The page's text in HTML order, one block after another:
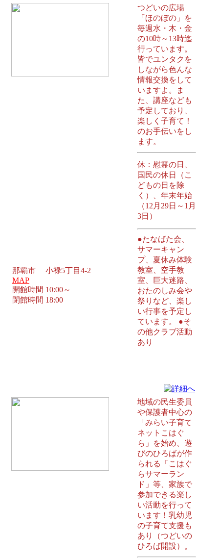
つどいの広場
「ほのぼの」を
毎週水・木・金
の10時～13時迄
行っています。
皆でユンタクを
しながら色んな
情報交換をして
いますよ。ま
た、講座なども
予定しており、
楽しく子育て！
のお手伝いをし
ます。
休：慰霊の日、
国民の休日（こ
どもの日を除
く）、年末年始
（12月29日～1月
3日）
那覇市 小禄5丁目4-2
MAP
開館時間 10:00～
閉館時間 18:00
●たなばた会、
サマーキャン
プ、夏休み体験
教室、空手教
室、巨大迷路、
おたのしみ会や
祭りなど、楽し
い行事を予定し
ています。 ●そ
の他クラブ活動
あり
地域の民生委員
や保護者中心の
「みらい子育て
ネットこはぐ
ら」を始め、遊
びのひろばが作
られる「こはぐ
らサマーラン
ド」等、家族で
参加できる楽し
い活動を行って
います！乳幼児
の子育て支援も
あり（つどいの
ひろば開設）。